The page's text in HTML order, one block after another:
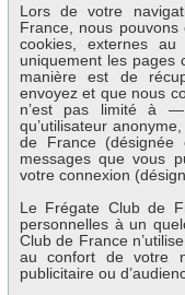
Lors de votre
France, nous
cookies, externes
uniquement les pages
manière est de
envoyez et que nous
n’est pas limité à
qu’utilisateur
de France
messages que vous
votre connexion
Le Frégate Club de
personnelles à un
Club de France
au confort de votre
publicitaire ou